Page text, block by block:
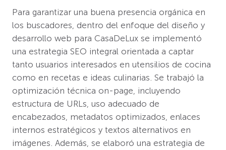
Para garantizar una buena presencia orgánica en
los buscadores, dentro del enfoque del diseño y
desarrollo web para CasaDeLux se implementó
una estrategia SEO integral orientada a captar
tanto usuarios interesados en utensilios de cocina
como en recetas e ideas culinarias. Se trabajó la
optimización técnica on-page, incluyendo
estructura de URLs, uso adecuado de
encabezados, metadatos optimizados, enlaces
internos estratégicos y textos alternativos en
imágenes. Además, se elaboró una estrategia de